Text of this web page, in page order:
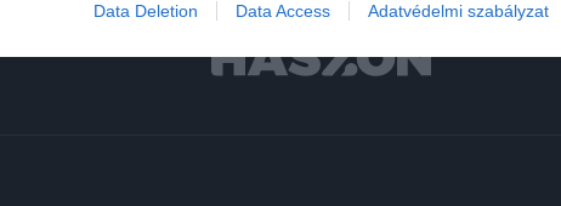
Data Deletion Data Access Adatvédelmi szabályzat